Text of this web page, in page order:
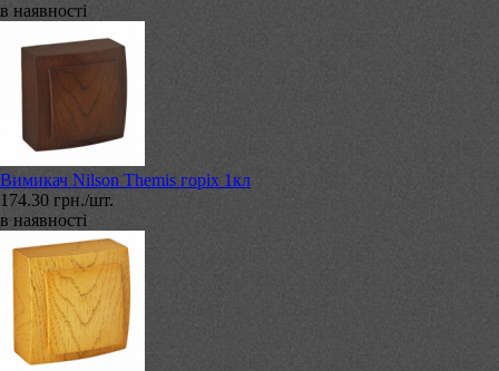
в наявності
Вимикач Nilson Themis горіх 1кл
174.30 грн./шт.
в наявності